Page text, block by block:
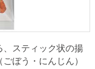
点課題
物件募集・購入
、スティック状の揚
ぼう・にんじん）